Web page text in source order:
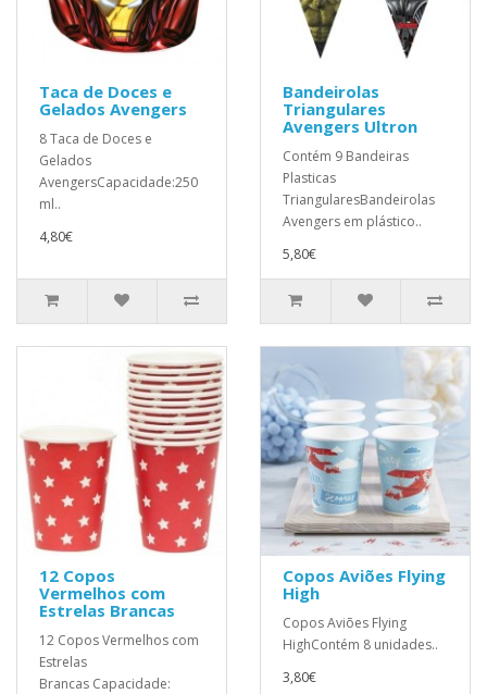
Taca de Doces e
Gelados Avengers
8 Taca de Doces e
Gelados
AvengersCapacidade:250
ml..
4,80€
Bandeirolas
Triangulares
Avengers Ultron
Contém 9 Bandeiras
Plasticas
TriangularesBandeirolas
Avengers em plástico..
5,80€
12 Copos
Vermelhos com
Estrelas Brancas
12 Copos Vermelhos com
Estrelas
Brancas Capacidade:
Copos Aviões Flying
High
Copos Aviões Flying
HighContém 8 unidades..
3,80€